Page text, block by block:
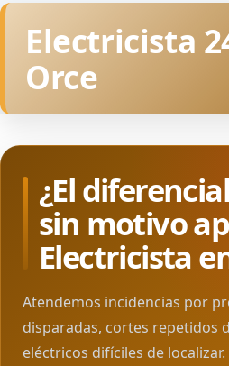
Electricista
Orce
¿El
sin motivo
Electricista
Atendemos incidencias por
disparadas, cortes repetidos
eléctricos difíciles de localizar.